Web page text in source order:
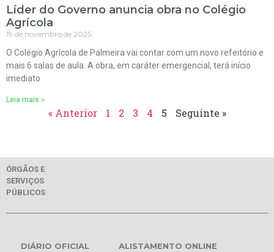
Líder do Governo anuncia obra no Colégio
Agrícola
19 de novembro de 2025
O Colégio Agrícola de Palmeira vai contar com um novo refeitório e
mais 6 salas de aula. A obra, em caráter emergencial, terá início
imediato
Leia mais »
« Anterior 1 2 3 4 5 Seguinte »
ÓRGÃOS E
SERVIÇOS
PÚBLICOS
DIÁRIO OFICIAL ALISTAMENTO ONLINE